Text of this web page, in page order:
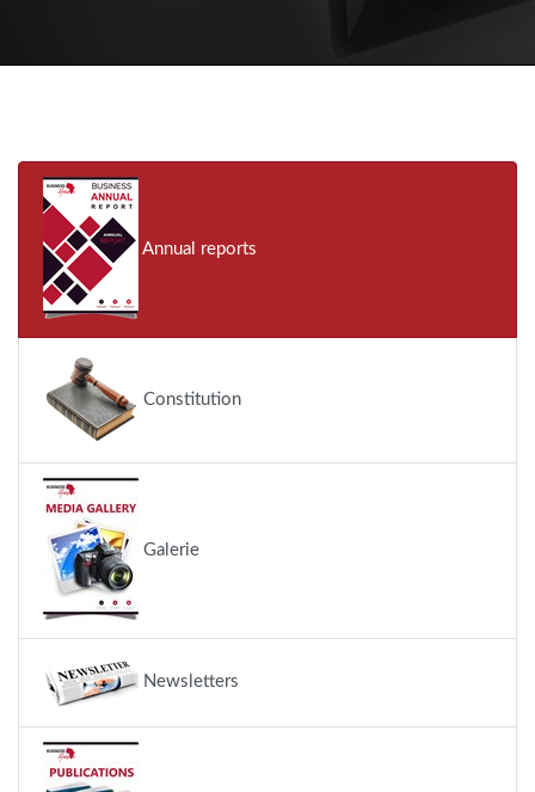
Annual reports
Constitution
Galerie
Newsletters